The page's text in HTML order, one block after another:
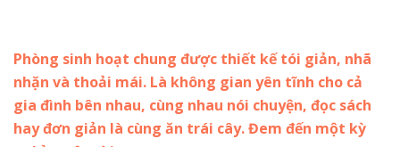
Phòng sinh hoạt chung được thiết kế tói giản, nhã
nhặn và thoải mái. Là không gian yên tĩnh cho cả
gia đình bên nhau, cùng nhau nói chuyện, đọc sách
hay đơn giản là cùng ăn trái cây. Đem đến một kỳ